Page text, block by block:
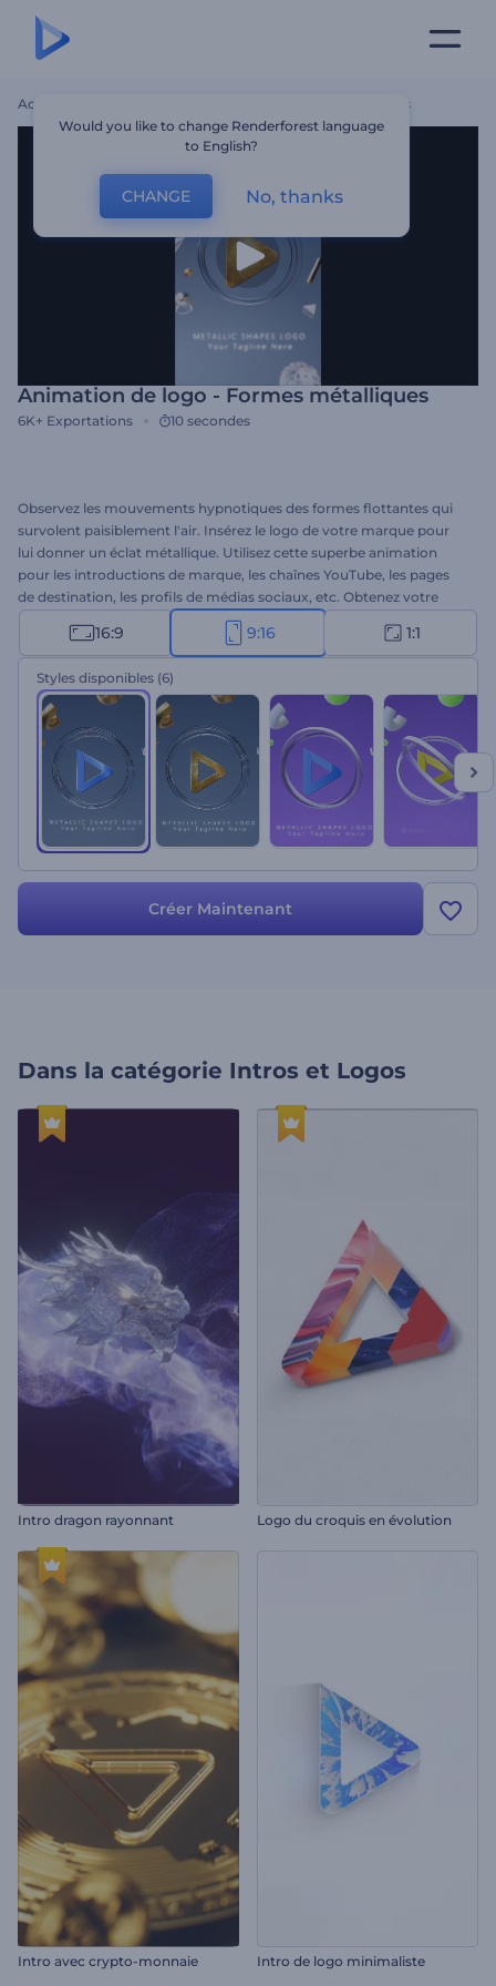
Accueil Animation De Logo - Formes Métalliques
Animation de logo - Formes métalliques
6K+ Exportations 10 secondes
Observez les mouvements hypnotiques des formes flottantes qui
survolent paisiblement l'air. Insérez le logo de votre marque pour
lui donner un éclat métallique. Utilisez cette superbe animation
pour les introductions de marque, les chaînes YouTube, les pages
de destination, les profils de médias sociaux, etc. Obtenez votre
propre animation de logo exquise dès aujourd'hui !
16:9 9:16 1:1
Styles disponibles (6)
Créer Maintenant
Dans la catégorie Intros et Logos
Intro dragon rayonnant Logo du croquis en évolution
Intro avec crypto-monnaie Intro de logo minimaliste
Would you like to change Renderforest language
to English?
CHANGE No, thanks